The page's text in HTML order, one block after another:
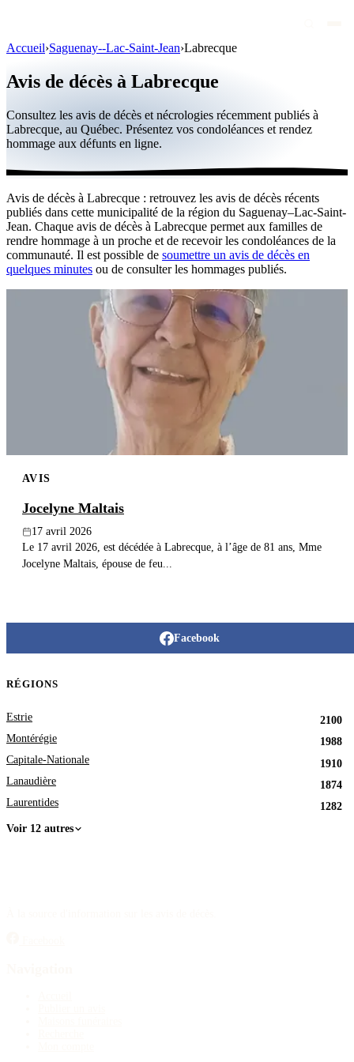
Personnalités publiques
Québec
Canada
International
Par région
Par ville
Maisons funéraires
Publier un avis
Accueil›Saguenay--Lac-Saint-Jean›Labrecque
Avis de décès à Labrecque
Consultez les avis de décès et nécrologies récemment publiés à
Labrecque, au Québec. Présentez vos condoléances et rendez
hommage aux défunts en ligne.
Avis de décès à Labrecque : retrouvez les avis de décès récents
publiés dans cette municipalité de la région du Saguenay–Lac-Saint-
Jean. Chaque avis de décès à Labrecque permet aux familles de
rendre hommage à un proche et de recevoir les condoléances de la
communauté. Il est possible de soumettre un avis de décès en
quelques minutes ou de consulter les hommages publiés.
AVIS
Jocelyne Maltais
17 avril 2026
Le 17 avril 2026, est décédée à Labrecque, à l’âge de 81 ans, Mme
Jocelyne Maltais, épouse de feu...
Facebook
RÉGIONS
Estrie
2100
Montérégie
1988
Capitale-Nationale
1910
Lanaudière
1874
Laurentides
1282
Voir 12 autres